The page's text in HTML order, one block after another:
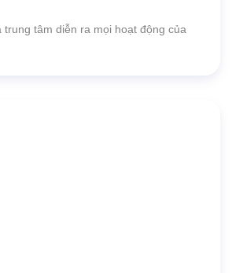
trung tâm diễn ra mọi hoạt động của